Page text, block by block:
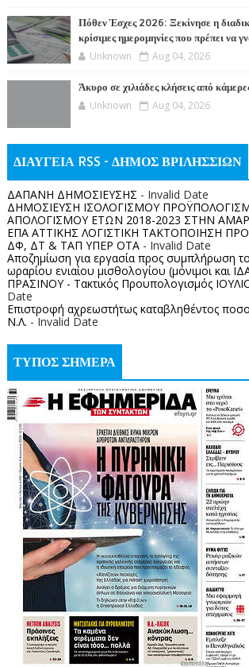
Πόθεν Έσχες 2026: Ξεκίνησε η
κρίσιμες ημερομηνίες που πρέπει να
Unknown Aug 04, 2026
Άκυρο σε χιλιάδες κλήσεις από
Unknown Aug 04, 2026
ΔΙΑΥΓΕΙΑ RSS - ΔΗΜΟΣ ΒΡΙΛΗΣΣΙΩΝ
ΔΑΠΑΝΗ ΔΗΜΟΣΙΕΥΣΗΣ - Invalid Date
ΔΗΜΟΣΙΕΥΣΗ ΙΣΟΛΟΓΙΣΜΟΥ
ΑΠΟΛΟΓΙΣΜΟΥ ΕΤΩΝ 2018-2023 ΣΤΗΝ
ΕΠΑ ΑΤΤΙΚΗΣ ΛΟΓΙΣΤΙΚΗ ΤΑΚΤΟΠΟΙΗΣΗ
ΔΦ, ΔΤ & ΤΑΠ ΥΠΕΡ ΟΤΑ- Invalid Date
Αποζημίωση για εργασία προς συμπλήρωση
ωραρίου ενιαίου μισθολογίου (μόνιμοι και
ΠΡΑΣΙΝΟΥ - Τακτικός Προυπολογισμός
Date
Επιστροφή αχρεωστήτως καταβληθέντος
Ν.Λ. - Invalid Date
ΤΥΠΟΣ ΣΗΜΕΡΑ